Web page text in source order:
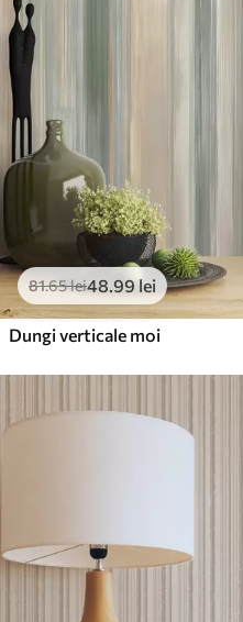
Materiale disponibile
Standard
166
Premium
220 .02132.01lei/m²
Vinil Premium
250.00150 lei
81.65lei48.99 lei
Dungi verticale moi